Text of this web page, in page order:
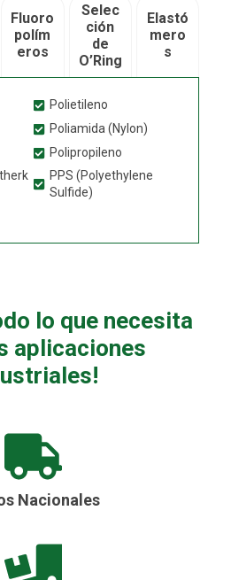
Fluoro
polím
eros
Selec
ción
de
O’Ring
Elastó
mero
s
Polietileno
Poliamida (Nylon)
Polipropileno
PPS (Polyethylene
Sulfide)
lo que necesita
aplicaciones
Nacionales